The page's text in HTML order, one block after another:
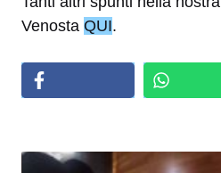
Venosta QUI.